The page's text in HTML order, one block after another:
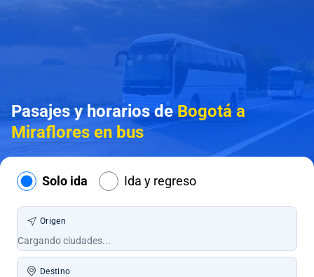
Pasajes y horarios deBogotá a
Miraflores en bus
Solo ida Ida y regreso
Origen
Destino